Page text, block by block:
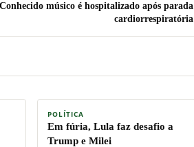
Conhecido músico é hospitalizado após parada
cardiorrespiratória
POLÍTICA
Em fúria, Lula faz desafio a
Trump e Milei